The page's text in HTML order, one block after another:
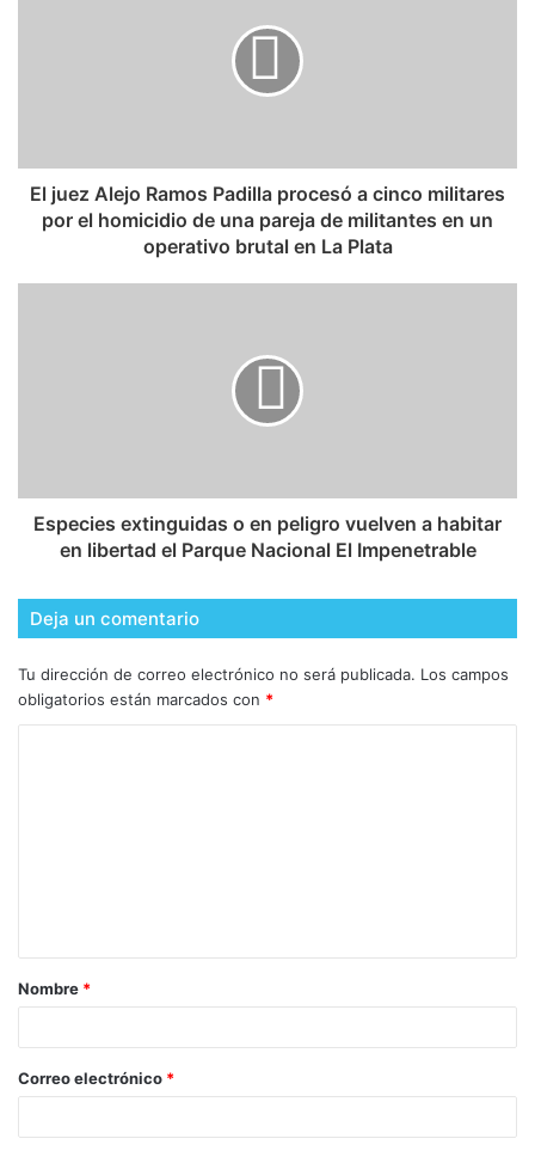
El juez Alejo Ramos Padilla procesó a cinco militares
por el homicidio de una pareja de militantes en un
operativo brutal en La Plata
Especies extinguidas o en peligro vuelven a habitar
en libertad el Parque Nacional El Impenetrable
Deja un comentario
Tu dirección de correo electrónico no será publicada. Los campos
obligatorios están marcados con *
Nombre *
Correo electrónico *